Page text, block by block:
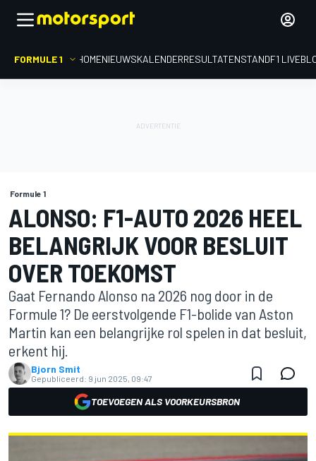
FORMULE 1 HOMENIEUWSKALENDERRESULTATENSTANDF1
Formule 1
ALONSO: F1-AUTO 2026 HEEL
BELANGRIJK VOOR BESLUIT
OVER TOEKOMST
Gaat Fernando Alonso na 2026 nog door in de
Formule 1? De eerstvolgende F1-bolide van Aston
Martin kan een belangrijke rol spelen in dat besluit,
erkent hij.
Bjorn Smit
Gepubliceerd: 9 jun 2025, 09:47
TOEVOEGEN ALS VOORKEURSBRON